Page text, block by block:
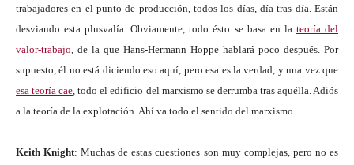
trabajadores en el punto de producción, todos los días, día tras día. Están
desviando esta plusvalía. Obviamente, todo ésto se basa en la teoría del
valor-trabajo , de la que Hans-Hermann Hoppe hablará poco después. Por
supuesto, él no está diciendo eso aquí, pero esa es la verdad, y una vez que
esa teoría cae , todo el edificio del marxismo se derrumba tras aquélla. Adiós
a la teoría de la explotación. Ahí va todo el sentido del marxismo.
Keith Knight: Muchas de estas cuestiones son muy complejas, pero no es